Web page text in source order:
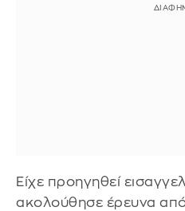
Είχε προηγηθεί
ακολούθησε έρευνα